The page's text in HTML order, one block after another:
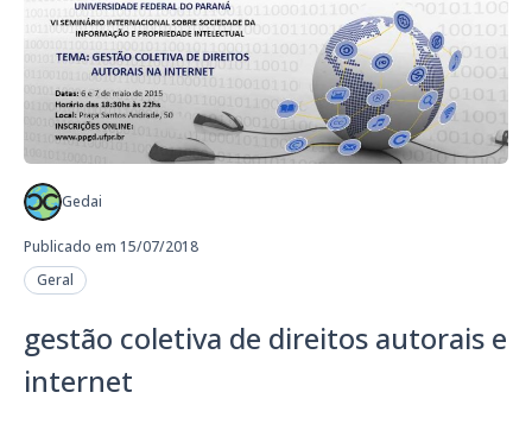
Gedai
Publicado em 15/07/2018
Geral
gestão coletiva de direitos autorais e
internet